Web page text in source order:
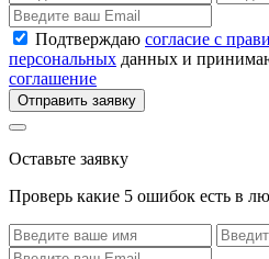
Подтверждаю согласие с
персональных данных и
соглашение
Отправить заявку
Оставьте заявку
Проверь какие 5 ошибок есть в